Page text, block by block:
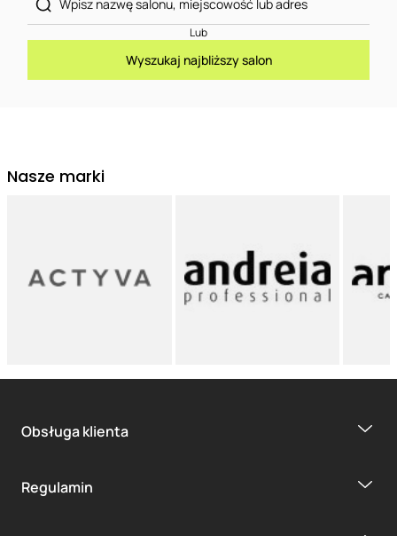
Lub
Wyszukaj najbliższy salon
Nasze marki
Obsługa klienta
Regulamin